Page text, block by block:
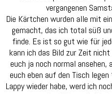
vergangenen
Die Kärtchen wurden alle mit
gemacht, das ich total süß
finde. Es ist so gut wie für
kann ich das Bild zur Zeit
euch ja noch normal
euch eben auf den Tisch
Lappy wieder habe, werd ich